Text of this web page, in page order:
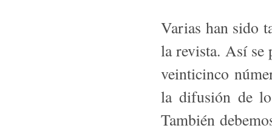
Varias han sido
la revista. Así se
veinticinco
la difusión de
También